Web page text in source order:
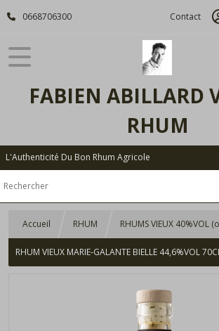
0668706300 Contact
FABIEN ABILLARD
RHUM
L'Authenticité Du Bon Rhum Agricole
Accueil RHUM RHUMS VIEUX 40%VOL
RHUM VIEUX MARIE-GALANTE BIELLE 44,6%VOL